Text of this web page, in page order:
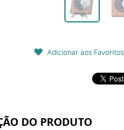
Adicionar aos Favoritos
DO PRODUTO